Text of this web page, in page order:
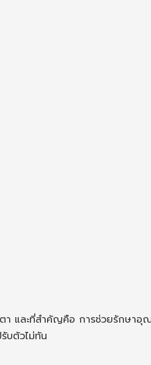
า และที่สำคัญคือ การช่วยรักษา
บตัวไม่ทัน